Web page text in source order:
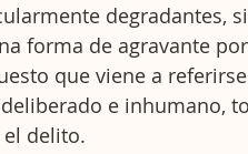
degradantes,
forma de agravante por
que viene a
e inhumano,
delito.